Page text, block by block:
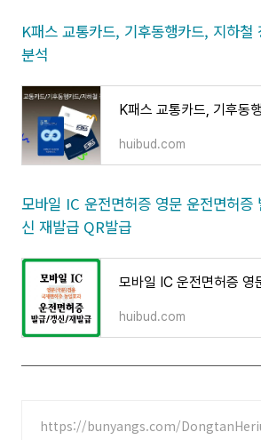
K패스 교통카드, 기후동행카드, 지하철
분석
huibud.com
모바일 IC 운전면허증 영문 운전면허증
신 재발급 QR발급
huibud.com
https://bunyangs.com/